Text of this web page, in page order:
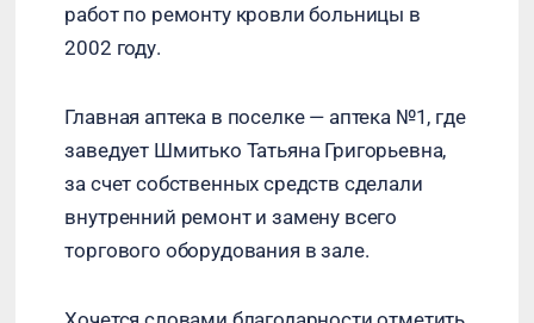
работ по ремонту кровли больницы в
2002 году.
Главная аптека в поселке — аптека №1, где
заведует Шмитько Татьяна Григорьевна,
за счет собственных средств сделали
внутренний ремонт и замену всего
торгового оборудования в зале.